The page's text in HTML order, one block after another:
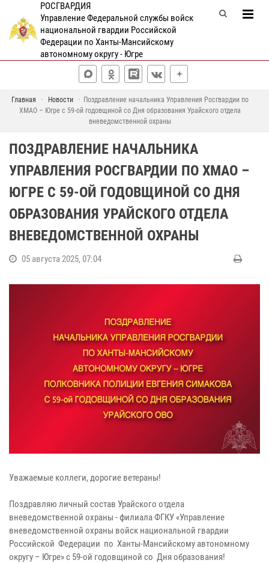
РОСГВАРДИЯ
Управление Федеральной службы войск
национальной гвардии Российской
Федерации по Ханты-Мансийскому
автономному округу - Югре
Главная Новости
Поздравление начальника Управления Росгвардии по
ХМАО – Югре с 59-ой годовщиной со Дня образования Урайского отдела
вневедомственной охраны
ПОЗДРАВЛЕНИЕ НАЧАЛЬНИКА
УПРАВЛЕНИЯ РОСГВАРДИИ ПО ХМАО –
ЮГРЕ С 59-ОЙ ГОДОВЩИНОЙ СО ДНЯ
ОБРАЗОВАНИЯ УРАЙСКОГО ОТДЕЛА
ВНЕВЕДОМСТВЕННОЙ ОХРАНЫ
05 августа 2025, 07:04
Уважаемые коллеги, дорогие ветераны!
Поздравляю личный состав Урайского отдела
вневедомственной охраны - филиала ФГКУ «Управление
вневедомственной охраны войск национальной гвардии
Российской Федерации по Ханты-Мансийскому автономному
округу – Югре» с 59-ой годовщиной со Дня образования!